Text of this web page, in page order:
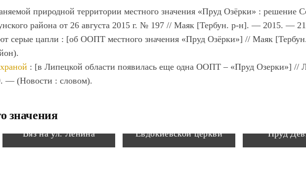
природной территории местного значения «Пруд Озёрки» : решение
района от 26 августа 2015 г. № 197 // Маяк [Тербун. р-н]. — 2015. —
серые цапли : [об ООПТ местного значения «Пруд Озёрки»] // Маяк
: [в Липецкой области появилась еще одна ООПТ – «Пруд Озерки»] //
(Новости : словом).
значения
Вяз на ул. Ленина
Евдокиевской церкви
Пруд